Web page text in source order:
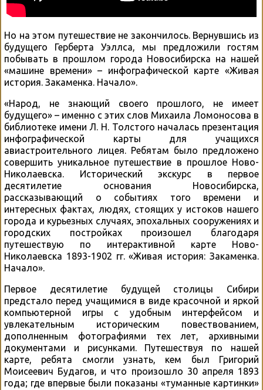
Но на этом путешествие не закончилось. Вернувшись из
будущего Герберта Уэллса, мы предложили гостям
побывать в прошлом города Новосибирска на нашей
«машине времени» – инфографической карте «Живая
история. Закаменка. Начало».
«Народ, не знающий своего прошлого, не имеет
будущего» – именно с этих слов Михаила Ломоносова в
библиотеке имени Л. Н. Толстого началась презентация
инфографической карты для учащихся
авиастроительного лицея. Ребятам было предложено
совершить уникальное путешествие в прошлое Ново-
Николаевска. Исторический экскурс в первое
десятилетие основания Новосибирска,
рассказывающий о событиях того времени и
интересных фактах, людях, стоящих у истоков нашего
города и курьезных случаях, эпохальных сооружениях и
городских постройках произошел благодаря
путешествую по интерактивной карте Ново-
Николаевска 1893-1902 гг. «Живая история: Закаменка.
Начало».
Первое десятилетие будущей столицы Сибири
предстало перед учащимися в виде красочной и яркой
компьютерной игры с удобным интерфейсом и
увлекательным историческим повествованием,
дополненным фотографиями тех лет, архивными
документами и рисунками. Путешествуя по нашей
карте, ребята смогли узнать, кем был Григорий
Моисеевич Будагов, и что произошло 30 апреля 1893
года; где впервые были показаны «туманные картинки»